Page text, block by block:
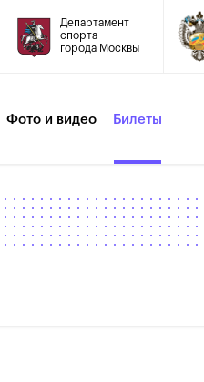
Департамент
спорта
города Москвы
Фото и видео Билеты